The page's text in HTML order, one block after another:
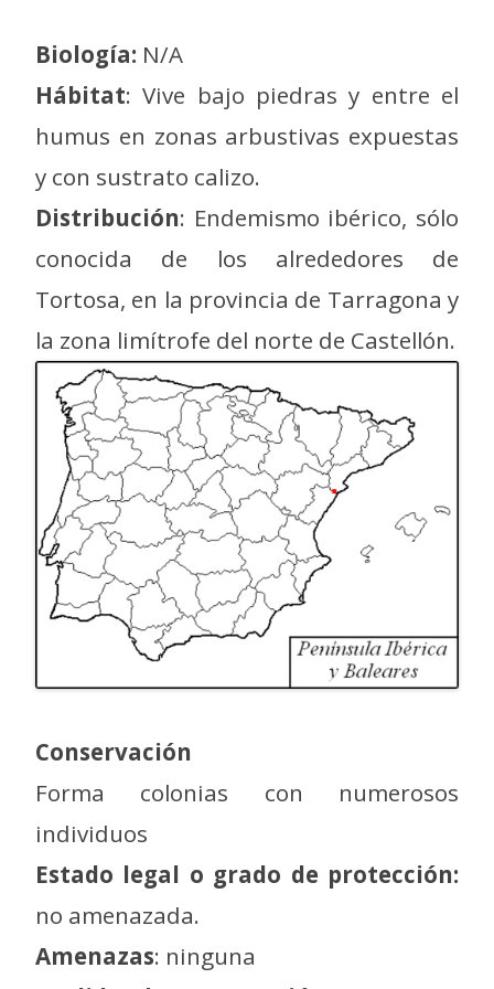
Biología: N/A
Hábitat: Vive bajo piedras y entre el
humus en zonas arbustivas expuestas
y con sustrato calizo.
Distribución: Endemismo ibérico, sólo
conocida de los alrededores de
Tortosa, en la provincia de Tarragona y
la zona limítrofe del norte de Castellón.
Conservación
Forma colonias con numerosos
individuos
Estado legal o grado de protección:
no amenazada.
Amenazas: ninguna